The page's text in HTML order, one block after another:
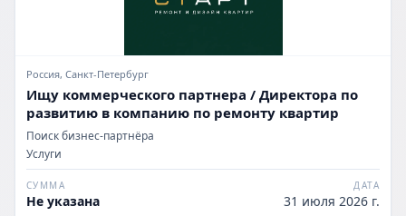
Россия, Санкт-Петербург
Ищу коммерческого партнера / Директора по
развитию в компанию по ремонту квартир
Поиск бизнес-партнёра
Услуги
СУММА
Не указана
ДАТА
31 июля 2026 г.